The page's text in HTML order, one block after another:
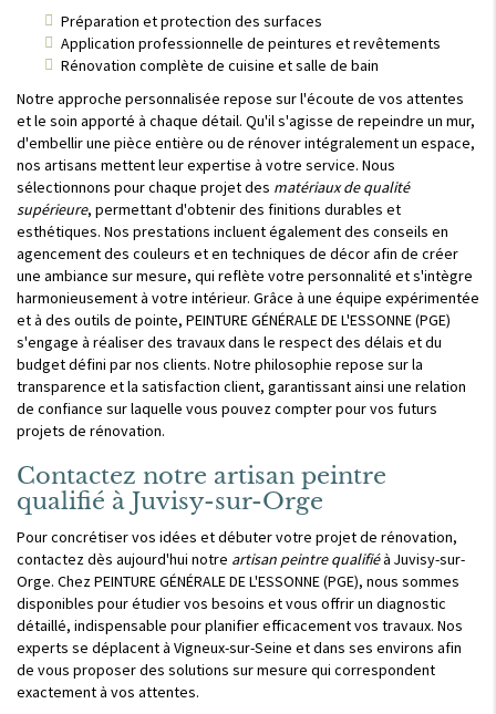
Préparation et protection des surfaces
Application professionnelle de peintures et revêtements
Rénovation complète de cuisine et salle de bain
Notre approche personnalisée repose sur l'écoute de vos attentes
et le soin apporté à chaque détail. Qu'il s'agisse de repeindre un mur,
d'embellir une pièce entière ou de rénover intégralement un espace,
nos artisans mettent leur expertise à votre service. Nous
sélectionnons pour chaque projet des matériaux de qualité
supérieure, permettant d'obtenir des finitions durables et
esthétiques. Nos prestations incluent également des conseils en
agencement des couleurs et en techniques de décor afin de créer
une ambiance sur mesure, qui reflète votre personnalité et s'intègre
harmonieusement à votre intérieur. Grâce à une équipe expérimentée
et à des outils de pointe, PEINTURE GÉNÉRALE DE L'ESSONNE (PGE)
s'engage à réaliser des travaux dans le respect des délais et du
budget défini par nos clients. Notre philosophie repose sur la
transparence et la satisfaction client, garantissant ainsi une relation
de confiance sur laquelle vous pouvez compter pour vos futurs
projets de rénovation.
Contactez notre artisan peintre
qualifié à Juvisy-sur-Orge
Pour concrétiser vos idées et débuter votre projet de rénovation,
contactez dès aujourd'hui notre artisan peintre qualifiéà Juvisy-sur-
Orge. Chez PEINTURE GÉNÉRALE DE L'ESSONNE (PGE), nous sommes
disponibles pour étudier vos besoins et vous offrir un diagnostic
détaillé, indispensable pour planifier efficacement vos travaux. Nos
experts se déplacent à Vigneux-sur-Seine et dans ses environs afin
de vous proposer des solutions sur mesure qui correspondent
exactement à vos attentes.